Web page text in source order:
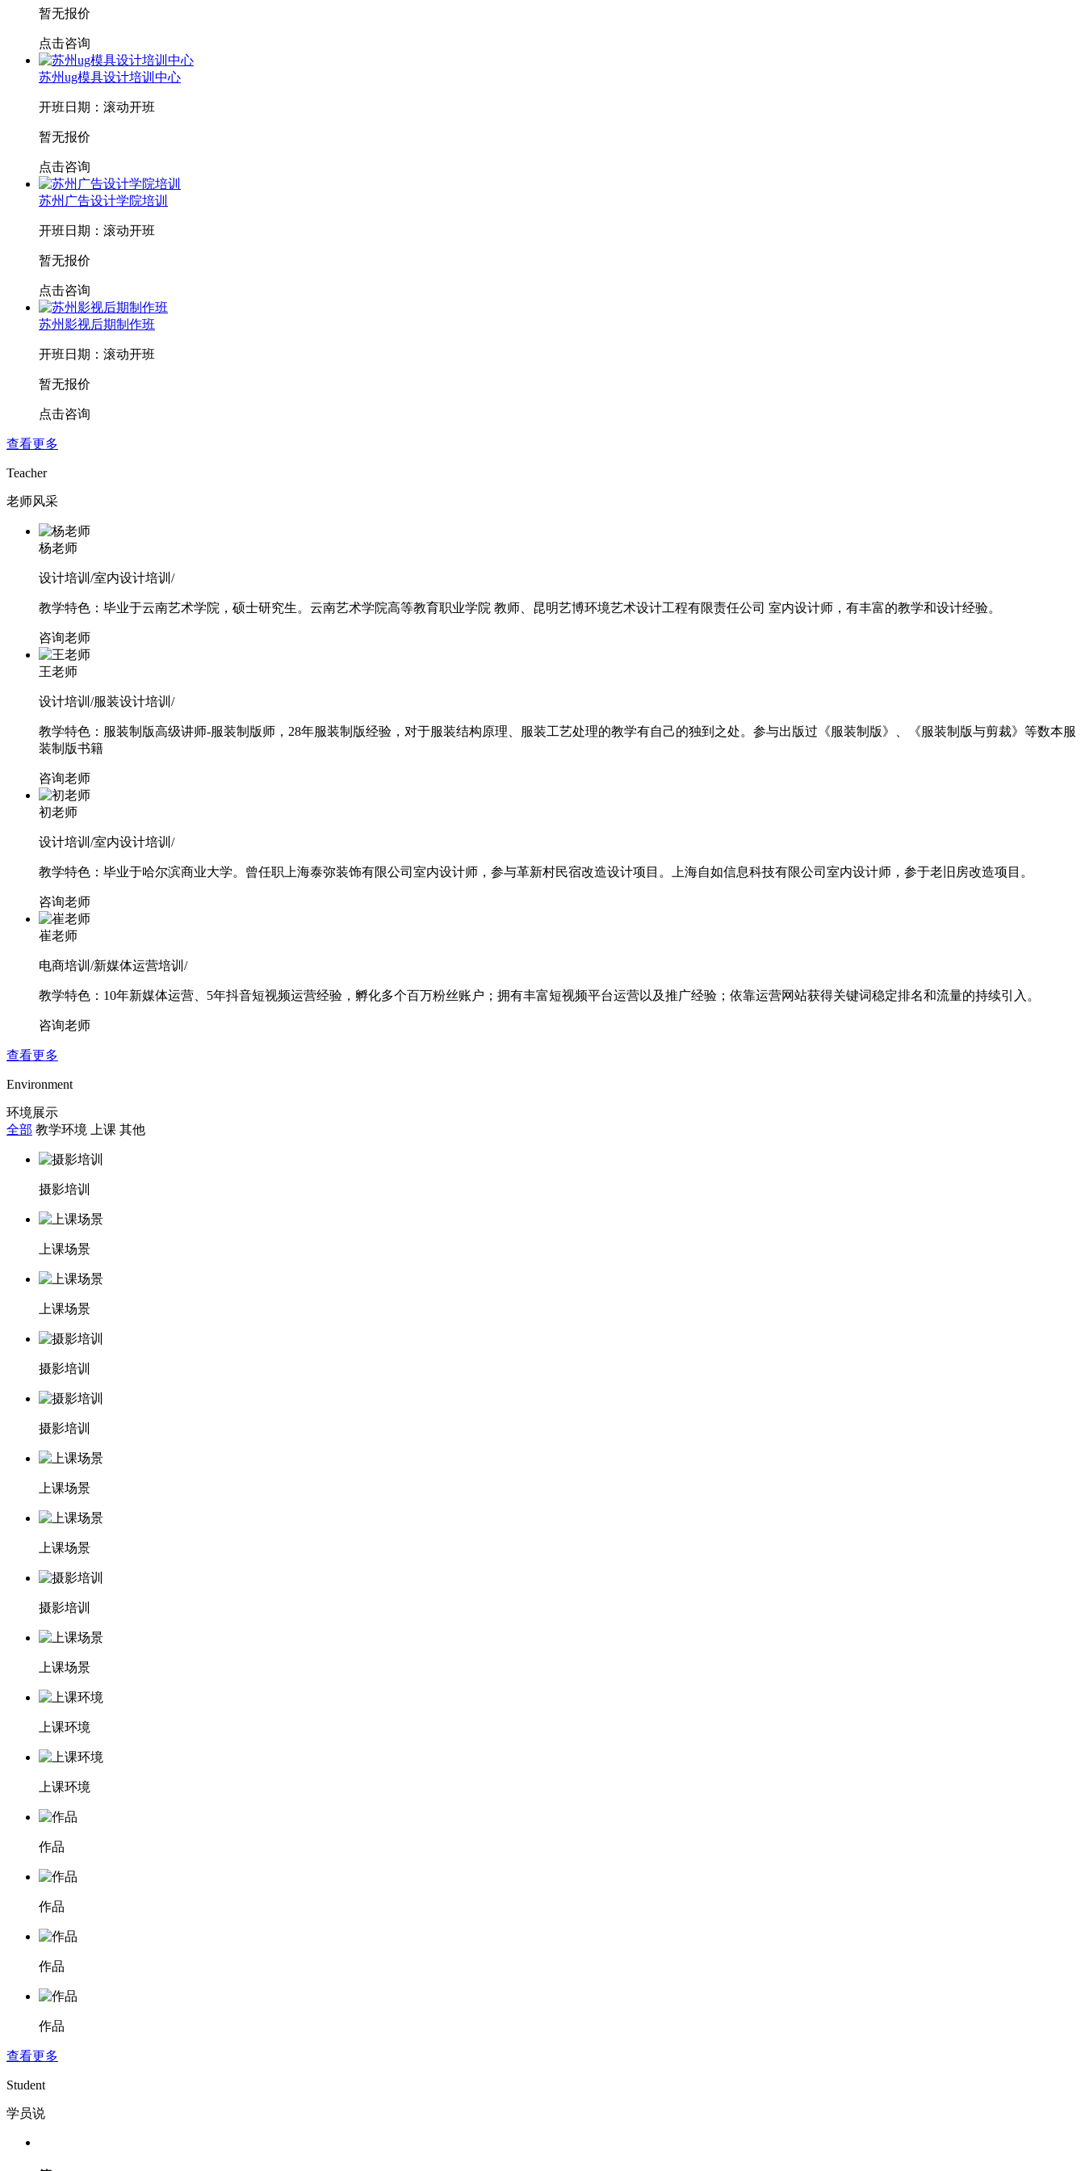
暂无报价
点击咨询
苏州ug模具设计培训中心
开班日期：滚动开班
暂无报价
点击咨询
苏州广告设计学院培训
开班日期：滚动开班
暂无报价
点击咨询
苏州影视后期制作班
开班日期：滚动开班
暂无报价
点击咨询
查看更多
Teacher
老师风采
杨老师
设计培训/室内设计培训/
教学特色：毕业于云南艺术学院，硕士研究生。云南艺术学院高等教育职业学院 教师、昆明艺博环境艺术设计工程有限责任公司 室内设计师，有丰富的教学和设计经验。
咨询老师
王老师
设计培训/服装设计培训/
教学特色：服装制版高级讲师-服装制版师，28年服装制版经验，对于服装结构原理、服装工艺处理的教学有自己的独到之处。参与出版过《服装制版》、《服装制版与剪裁》等数本服
装制版书籍
咨询老师
初老师
设计培训/室内设计培训/
教学特色：毕业于哈尔滨商业大学。曾任职上海泰弥装饰有限公司室内设计师，参与革新村民宿改造设计项目。上海自如信息科技有限公司室内设计师，参于老旧房改造项目。
咨询老师
崔老师
电商培训/新媒体运营培训/
教学特色：10年新媒体运营、5年抖音短视频运营经验，孵化多个百万粉丝账户；拥有丰富短视频平台运营以及推广经验；依靠运营网站获得关键词稳定排名和流量的持续引入。
咨询老师
查看更多
Environment
环境展示
全部 教学环境 上课 其他
摄影培训
上课场景
上课场景
摄影培训
摄影培训
上课场景
上课场景
摄影培训
上课场景
上课环境
上课环境
作品
作品
作品
作品
查看更多
Student
学员说